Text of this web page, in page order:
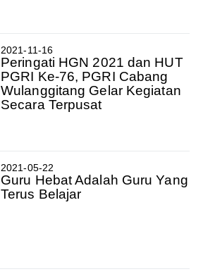
2021-11-16
Peringati HGN 2021 dan HUT
PGRI Ke-76, PGRI Cabang
Wulanggitang Gelar Kegiatan
Secara Terpusat
2021-05-22
Guru Hebat Adalah Guru Yang
Terus Belajar